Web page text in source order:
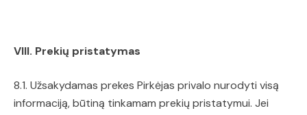
VIII. Prekių pristatymas
8.1. Užsakydamas prekes Pirkėjas privalo nurodyti visą
informaciją, būtiną tinkamam prekių pristatymui. Jei